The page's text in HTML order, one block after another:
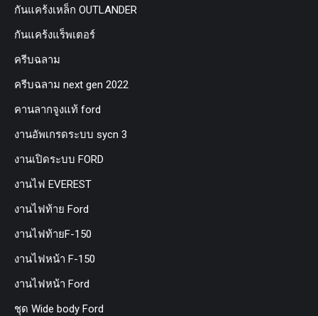
กันแคร้งเหล็ก OUTLANDER
กันแคร้งแร็พเตอร์
ครีบฉลาม
ครีบฉลาม next gen 2022
คานลากจูงแท้ ford
งานอัพเกรดระบบ sycn 3
งานเปิดระบบ FORD
งานไฟ EVEREST
งานไฟท้าย Ford
งานไฟท้ายF-150
งานไฟหน้า F-150
งานไฟหน้า Ford
ชุด Wide body Ford